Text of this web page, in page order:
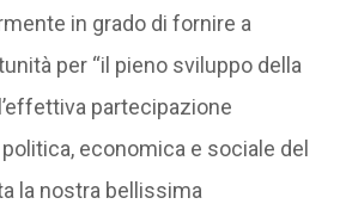
in grado di fornire a
per “il pieno sviluppo della
partecipazione
economica e sociale del
la nostra bellissima